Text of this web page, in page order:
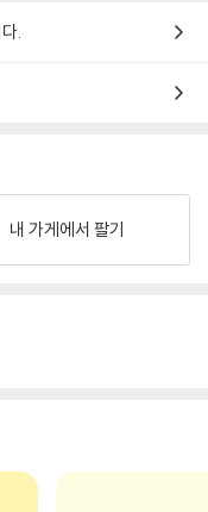
.
내 가게에서 팔기